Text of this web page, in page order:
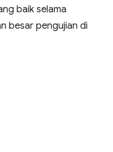
baik selama
besar pengujian di